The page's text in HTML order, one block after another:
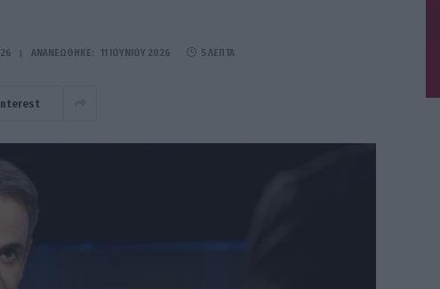
ΑΝΑΝΕΏΘΗΚΕ: 11 ΙΟΥΝΊΟΥ 2026 5 ΛΕΠΤΆ